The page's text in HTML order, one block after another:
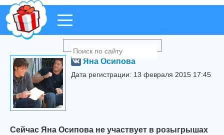
Яна Осипова
Дата регистрации: 13 февраля 2015 17:45
Сейчас Яна Осипова не участвует в розыгрышах